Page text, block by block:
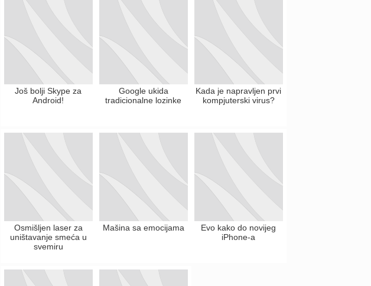
Još bolji Skype za
Android!
Google ukida
tradicionalne lozinke
Kada je napravljen prvi
kompjuterski virus?
Osmišljen laser za
uništavanje smeća u
svemiru
Mašina sa emocijama
Evo kako do novijeg
iPhone-a